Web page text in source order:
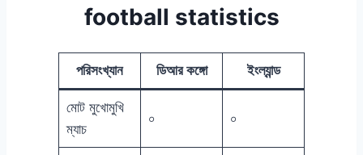
football statistics
পরিসংখ্যান ডিআর কঙ্গো ইংল্যান্ড
মোট মুখোমুখি
ম্যাচ
০ ০